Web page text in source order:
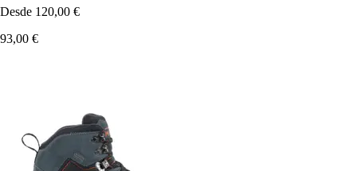
Desde 120,00 €
93,00 €